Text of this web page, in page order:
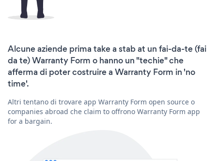
Alcune aziende prima take a stab at un fai-da-te (fai
da te) Warranty Form o hanno un "techie" che
afferma di poter costruire a Warranty Form in 'no
time'.
Altri tentano di trovare app Warranty Form open source o
companies abroad che claim to offrono Warranty Form app
for a bargain.